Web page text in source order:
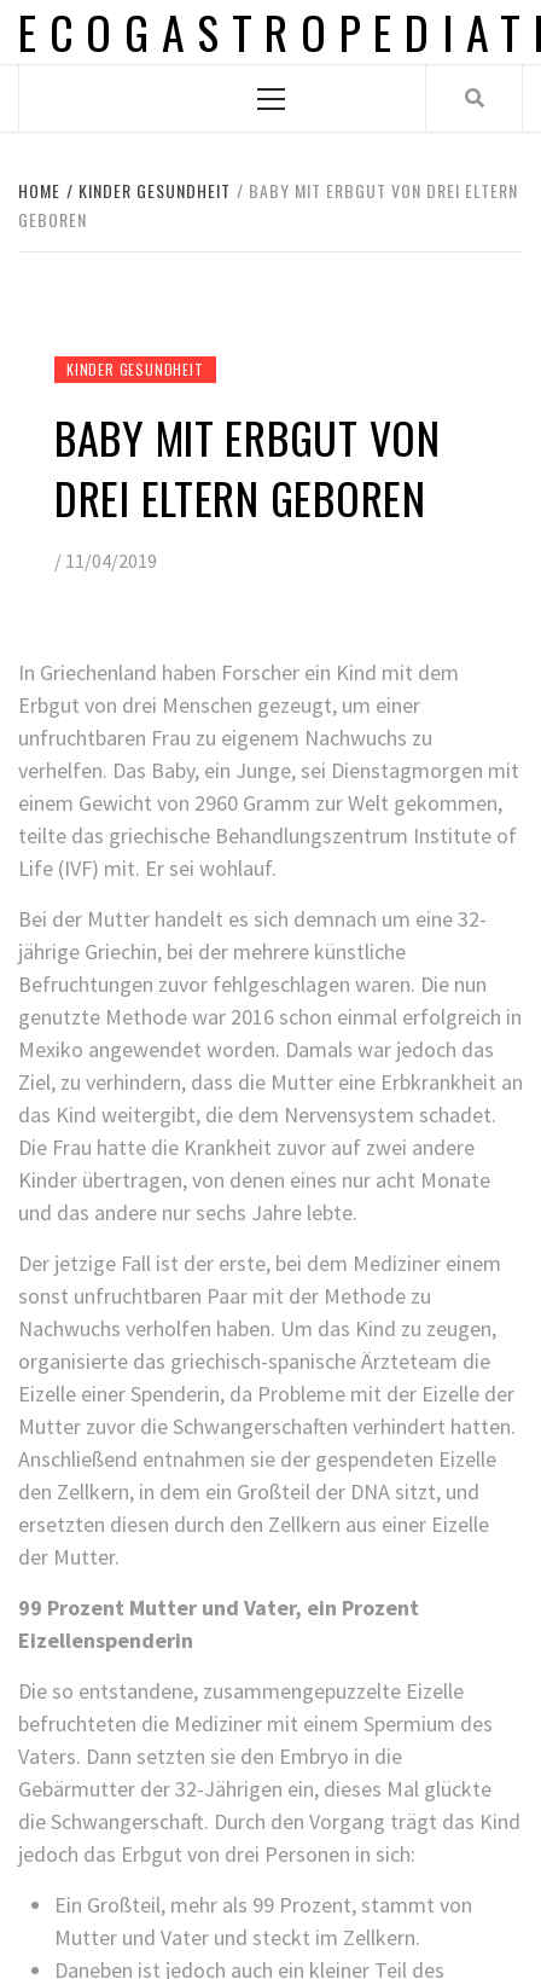
Skip
Menu
HOME KINDER GESUNDHEIT
BABY MIT ERBGUT VON DREI ELTERN
GEBOREN
KINDER GESUNDHEIT
BABY MIT ERBGUT VON
DREI ELTERN GEBOREN
/ 11/04/2019
In Griechenland haben Forscher ein Kind mit dem
Erbgut von drei Menschen gezeugt, um einer
unfruchtbaren Frau zu eigenem Nachwuchs zu
verhelfen. Das Baby, ein Junge, sei Dienstagmorgen mit
einem Gewicht von 2960 Gramm zur Welt gekommen,
teilte das griechische Behandlungszentrum Institute of
Life (IVF) mit. Er sei wohlauf.
Bei der Mutter handelt es sich demnach um eine 32-
jährige Griechin, bei der mehrere künstliche
Befruchtungen zuvor fehlgeschlagen waren. Die nun
genutzte Methode war 2016 schon einmal erfolgreich in
Mexiko angewendet worden. Damals war jedoch das
Ziel, zu verhindern, dass die Mutter eine Erbkrankheit an
das Kind weitergibt, die dem Nervensystem schadet.
Die Frau hatte die Krankheit zuvor auf zwei andere
Kinder übertragen, von denen eines nur acht Monate
und das andere nur sechs Jahre lebte.
Der jetzige Fall ist der erste, bei dem Mediziner einem
sonst unfruchtbaren Paar mit der Methode zu
Nachwuchs verholfen haben. Um das Kind zu zeugen,
organisierte das griechisch-spanische Ärzteteam die
Eizelle einer Spenderin, da Probleme mit der Eizelle der
Mutter zuvor die Schwangerschaften verhindert hatten.
Anschließend entnahmen sie der gespendeten Eizelle
den Zellkern, in dem ein Großteil der DNA sitzt, und
ersetzten diesen durch den Zellkern aus einer Eizelle
der Mutter.
99 Prozent Mutter und Vater, ein Prozent
Eizellenspenderin
Die so entstandene, zusammengepuzzelte Eizelle
befruchteten die Mediziner mit einem Spermium des
Vaters. Dann setzten sie den Embryo in die
Gebärmutter der 32-Jährigen ein, dieses Mal glückte
die Schwangerschaft. Durch den Vorgang trägt das Kind
jedoch das Erbgut von drei Personen in sich:
Ein Großteil, mehr als 99 Prozent, stammt von
Mutter und Vater und steckt im Zellkern.
Daneben ist jedoch auch ein kleiner Teil des